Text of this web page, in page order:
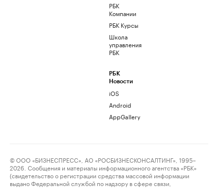
РБК
Компании
РБК Курсы
Школа
управления
РБК
РБК
Новости
iOS
Android
AppGallery
© ООО «БИЗНЕСПРЕСС», АО «РОСБИЗНЕСКОНСАЛТИНГ», 1995–
2026. Сообщения и материалы информационного агентства «РБК»
(свидетельство о регистрации средства массовой информации
выдано Федеральной службой по надзору в сфере связи,